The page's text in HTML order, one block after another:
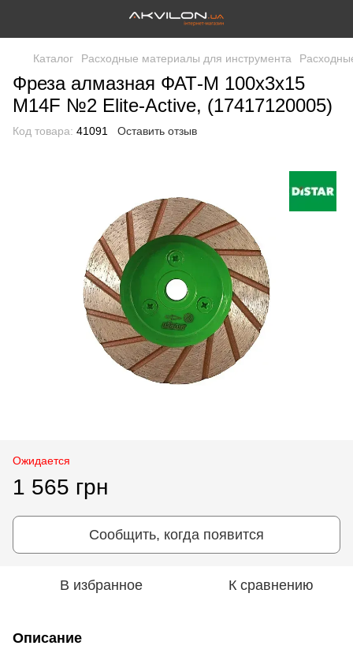
Каталог Расходные материалы для инструмента
Фреза алмазная ФАТ-М 100x3x15
M14F №2 Elite-Active, (17417120005)
Код товара: 41091 Оставить отзыв
Ожидается
1 565 грн
Сообщить, когда появится
В избранное К сравнению
Описание